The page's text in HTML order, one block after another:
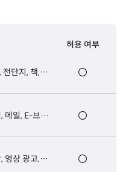
허용 여부
단지, 책,
메일, E-브로
영상 광고,